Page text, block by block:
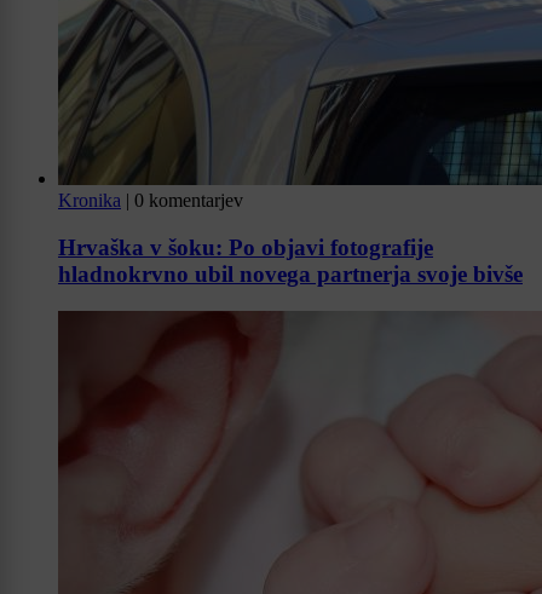
Kronika | 0 komentarjev
Hrvaška v šoku: Po objavi fotografije
hladnokrvno ubil novega partnerja svoje bivše